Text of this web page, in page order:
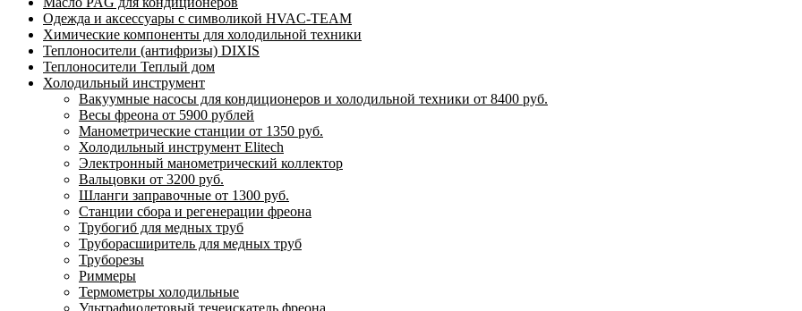
Одежда и аксессуары с символикой HVAC-TEAM
Химические компоненты для холодильной техники
Теплоносители (антифризы) DIXIS
Теплоносители Теплый дом
Холодильный инструмент
Вакуумные насосы для кондиционеров и холодильной техники от 8400 руб.
Весы фреона от 5900 рублей
Манометрические станции от 1350 руб.
Холодильный инструмент Elitech
Электронный манометрический коллектор
Вальцовки от 3200 руб.
Шланги заправочные от 1300 руб.
Станции сбора и регенерации фреона
Трубогиб для медных труб
Труборасширитель для медных труб
Труборезы
Риммеры
Термометры холодильные